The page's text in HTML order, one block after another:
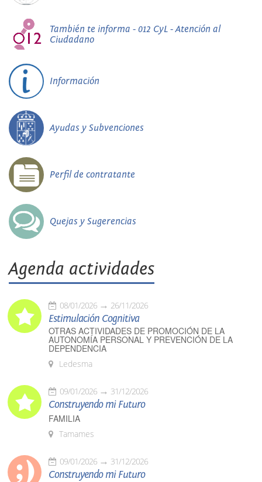
También te informa - 012 CyL - Atención al
Ciudadano
Información
Ayudas y Subvenciones
Perfil de contratante
Quejas y Sugerencias
Agenda actividades
08/01/2026 26/11/2026
Estimulación Cognitiva
OTRAS ACTIVIDADES DE PROMOCIÓN DE LA
AUTONOMÍA PERSONAL Y PREVENCIÓN DE LA
DEPENDENCIA
Ledesma
09/01/2026 31/12/2026
Construyendo mi Futuro
FAMILIA
Tamames
09/01/2026 31/12/2026
Construyendo mi Futuro